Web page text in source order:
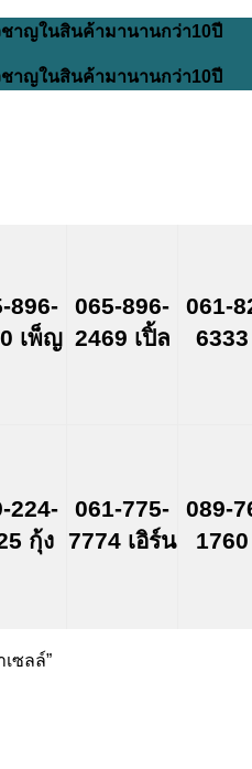
าญในสินค้ามานานกว่า10ปี
าญในสินค้ามานานกว่า10ปี
896-
เพ็ญ
065-896-
2469 เปิ้ล
061-
224-
กุ้ง
061-775-
7774 เอิร์น
089-
ซลล์”